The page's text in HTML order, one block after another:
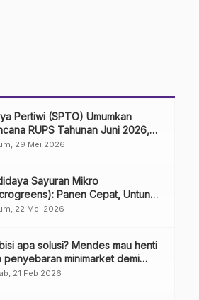
Pertiwi (SPTO) Umumkan
RUPS Tahunan Juni 2026,
Penggunaan Laba Hingga
29 Mei 2026
Sayuran Mikro
Panen Cepat, Untung
22 Mei 2026
apa solusi? Mendes mau henti
penyebaran minimarket demi
21 Feb 2026